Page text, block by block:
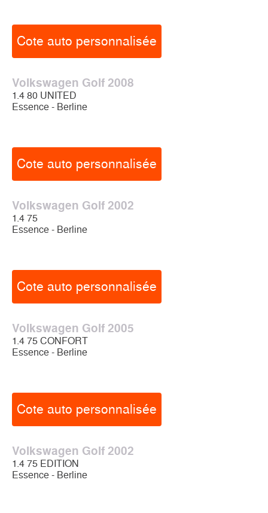
Cote auto personnalisée
Volkswagen Golf 2008
1.4 80 UNITED
Essence - Berline
Cote auto personnalisée
Volkswagen Golf 2002
1.4 75
Essence - Berline
Cote auto personnalisée
Volkswagen Golf 2005
1.4 75 CONFORT
Essence - Berline
Cote auto personnalisée
Volkswagen Golf 2002
1.4 75 EDITION
Essence - Berline